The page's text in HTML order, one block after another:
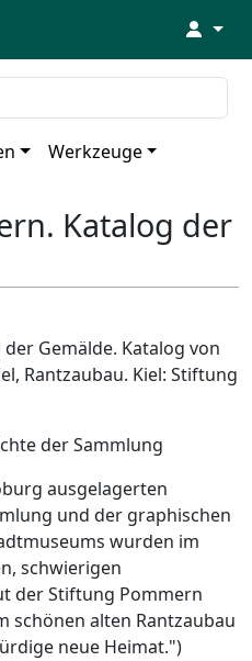
↓
Werkzeuge
Katalog der
Gemälde. Katalog von
Rantzaubau. Kiel: Stiftung
der Sammlung
ausgelagerten
und der graphischen
wurden im
schwierigen
der Stiftung Pommern
schönen alten Rantzaubau
neue Heimat.")